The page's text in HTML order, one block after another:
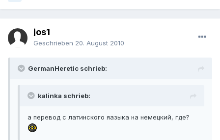
jos1
Geschrieben 20. August 2010
GermanHeretic schrieb:
kalinka schrieb:
а перевод с латинского яазыка на немецкий, где?